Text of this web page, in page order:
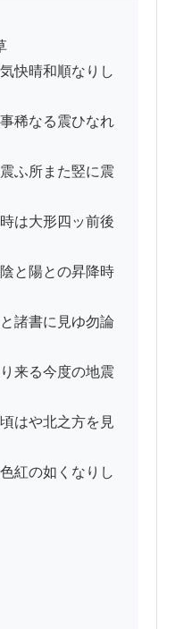
快晴和順なりし
稀なる震ひなれ
ふ所また竪に震
は大形四ッ前後
と陽との昇降時
諸書に見ゆ勿論
来る今度の地震
はや北之方を見
紅の如くなりし